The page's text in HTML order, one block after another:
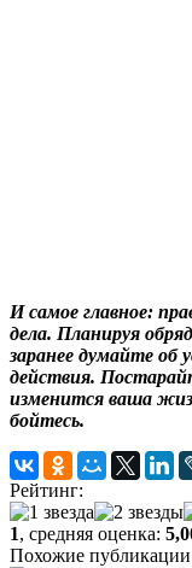
И самое главное:
дела. Планируя
заранее думайте об
действия.
изменится ваша
бойтесь.
Рейтинг:
1, средняя оценка:
Похожие публикации